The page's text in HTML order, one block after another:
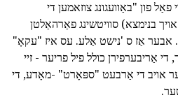
פון "באַוועגונג צוזאמען די
בנימצא) סוויטשינג פאַרהאַלטן
אבער אַז ס 'נישט אַלע. עס איז "עקאָ"
די אַריבערפירן כולל פיל פריער - זיי
אויב די אַרבעט "ספּאָרט" -מאָדע, די